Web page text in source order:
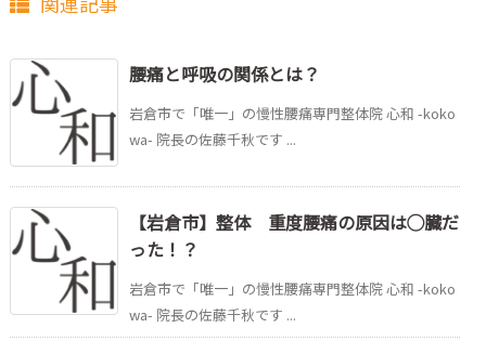
腰痛と呼吸の関係とは？
岩倉市で「唯一」の慢性腰痛専門整体院 心和 -koko
wa- 院長の佐藤千秋です ...
【岩倉市】整体 重度腰痛の原因は◯臓だ
った！？
岩倉市で「唯一」の慢性腰痛専門整体院 心和 -koko
wa- 院長の佐藤千秋です ...